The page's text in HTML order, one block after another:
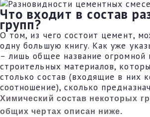
Что входит в состав
групп?
О том, из чего состоит цемент,
одну большую книгу. Как уже
– лишь общее название огромной
строительных материалов,
столько состав (входящие в них
соотношение), сколько
Химический состав некоторых
общих чертах описан ниже.